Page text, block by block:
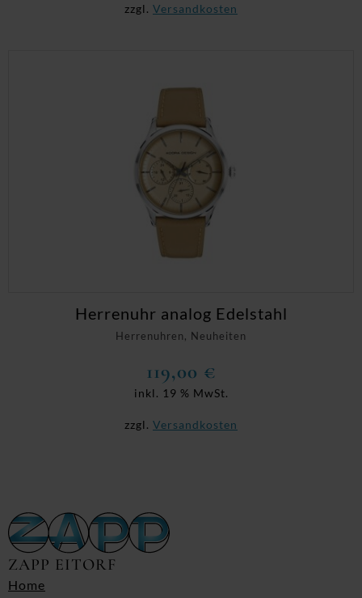
zzgl. Versandkosten
Herrenuhren, Neuheiten
Herrenuhr analog Edelstahl
119,00 €
inkl. 19 % MwSt.
zzgl. Versandkosten
ZAPP EITORF
Home